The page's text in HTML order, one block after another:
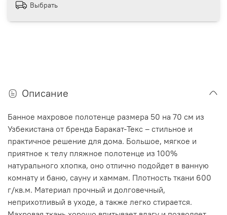
Выбрать
Описание
Банное махровое полотенце размера 50 на 70 см из
Узбекистана от бренда Баракат-Текс – стильное и
практичное решение для дома. Большое, мягкое и
приятное к телу пляжное полотенце из 100%
натурального хлопка, оно отлично подойдет в ванную
комнату и баню, сауну и хаммам. Плотность ткани 600
г/кв.м. Материал прочный и долговечный,
неприхотливый в уходе, а также легко стирается.